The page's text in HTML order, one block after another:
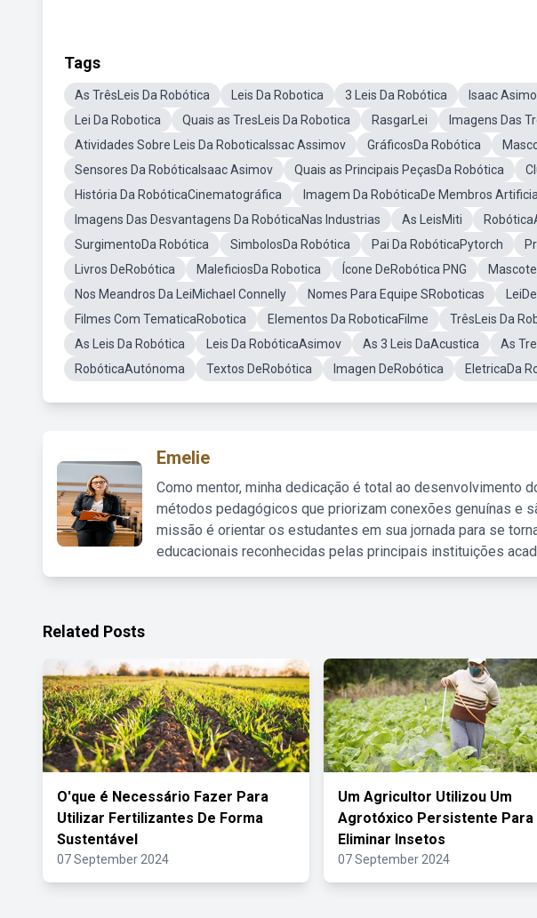
Tags
As TrêsLeis Da Robótica Leis Da Robotica 3 Leis Da Robótica Isaac
Lei Da Robotica
Quais as TresLeis Da Robotica RasgarLei Imagens Das
Atividades Sobre Leis Da RoboticaIssac Assimov
GráficosDa Robótica
Sensores Da RobóticaIsaac Asimov
Quais as Principais PeçasDa Robótica
História Da RobóticaCinematográfica
Imagem Da RobóticaDe Membros
Imagens Das Desvantagens Da RobóticaNas Industrias
As LeisMiti
SurgimentoDa Robótica
SimbolosDa Robótica Pai Da RobóticaPytorch
Livros DeRobótica
MaleficiosDa Robotica Ícone DeRobótica PNG
Nos Meandros Da LeiMichael Connelly
Nomes Para Equipe SRoboticas
Filmes Com TematicaRobotica
Elementos Da RoboticaFilme TrêsLeis Da
As Leis Da Robótica
Leis Da RobóticaAsimov As 3 Leis DaAcustica As
RobóticaAutónoma
Textos DeRobótica Imagen DeRobótica EletricaDa
Emelie
Como mentor, minha dedicação é total ao desenvolvimento
métodos pedagógicos que priorizam conexões genuínas e
missão é orientar os estudantes em sua jornada para se
educacionais reconhecidas pelas principais instituições
Related Posts
O'que é Necessário Fazer Para
Utilizar Fertilizantes De Forma
Sustentável
07 September 2024
Um Agricultor Utilizou Um
Agrotóxico Persistente Para
Eliminar Insetos
07 September 2024